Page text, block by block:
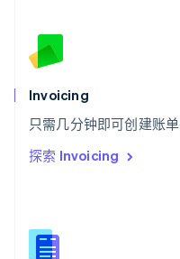
Invoicing
只需几分钟即可创建账
探索 Invoicing
English
ไทยEnglish
希腊
English
西班牙
新西兰
English